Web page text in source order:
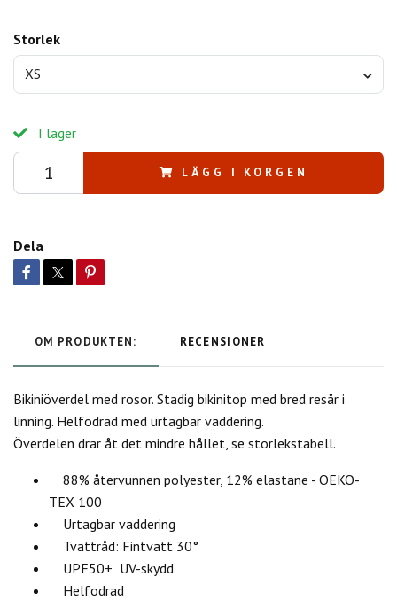
Storlek
XS
I lager
LÄGG I KORGEN
Dela
OM PRODUKTEN: RECENSIONER
Bikiniöverdel med rosor. Stadig bikinitop med bred resår i
linning. Helfodrad med urtagbar vaddering.
Överdelen drar åt det mindre hållet, se storlekstabell.
88% återvunnen polyester, 12% elastane - OEKO-
TEX 100
Urtagbar vaddering
Tvättråd: Fintvätt 30°
UPF50+ UV-skydd
Helfodrad